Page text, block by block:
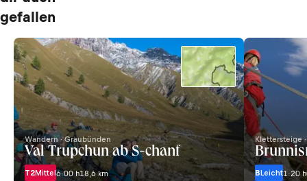
gefallen
Wandern · Graubünden
Val Trupchun ab S-chanf
T2Mittel6:00 h18,6 km
Klettersteige
BLeicht1:20 h